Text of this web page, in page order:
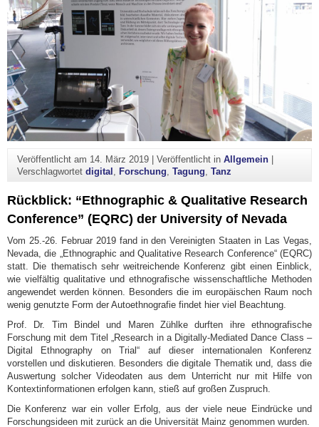
Veröffentlicht am 14. März 2019| Veröffentlicht in Allgemein|
Verschlagwortet digital , Forschung, Tagung, Tanz
Rückblick: “Ethnographic & Qualitative Research
Conference” (EQRC) der University of Nevada
Vom 25.-26. Februar 2019 fand in den Vereinigten Staaten in Las Vegas,
Nevada, die „Ethnographic and Qualitative Research Conference“ (EQRC)
statt. Die thematisch sehr weitreichende Konferenz gibt einen Einblick,
wie vielfältig qualitative und ethnografische wissenschaftliche Methoden
angewendet werden können. Besonders die im europäischen Raum noch
wenig genutzte Form der Autoethnografie findet hier viel Beachtung.
Prof. Dr. Tim Bindel und Maren Zühlke durften ihre ethnografische
Forschung mit dem Titel „Research in a Digitally-Mediated Dance Class –
Digital Ethnography on Trial“ auf dieser internationalen Konferenz
vorstellen und diskutieren. Besonders die digitale Thematik und, dass die
Auswertung solcher Videodaten aus dem Unterricht nur mit Hilfe von
Kontextinformationen erfolgen kann, stieß auf großen Zuspruch.
Die Konferenz war ein voller Erfolg, aus der viele neue Eindrücke und
Forschungsideen mit zurück an die Universität Mainz genommen wurden.